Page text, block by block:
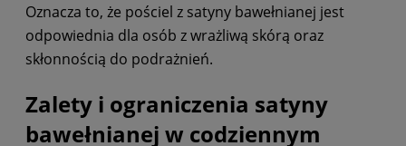
Oznacza to, że pościel z satyny bawełnianej jest
odpowiednia dla osób z wrażliwą skórą oraz
skłonnością do podrażnień.
Zalety i ograniczenia satyny
bawełnianej w codziennym